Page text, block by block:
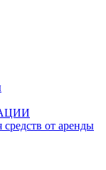
от аренды